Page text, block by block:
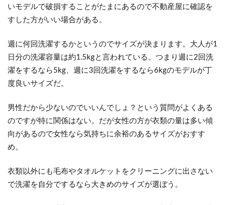
いモデルで破損することがたまにあるので不動産屋に確認を
すした方がいい場合がある。
週に何回洗濯するかというのでサイズが決まります。大人が1
日分の洗濯容量は約1.5kgと言われている。つまり週に2回洗
濯をするなら5kg、週に3回洗濯をするなら6kgのモデルが丁
度良いサイズだ。
男性だから少ないのでいいんでしょ？という質問がよくある
のですが特に関係はない。だが女性の方が衣類の量は多い傾
向があるので女性なら気持ちに余裕のあるサイズがおすす
め。
衣類以外にも毛布やタオルケットをクリーニングに出さない
で洗濯を自分でするなら大きめのサイズが選ぼう。